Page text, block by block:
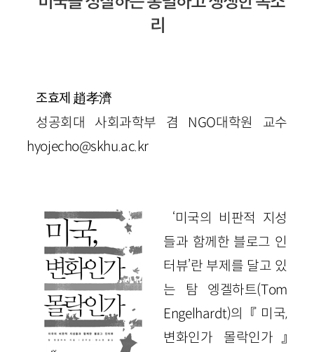
리
조효제 趙孝濟
성공회대 사회과학부 겸 NGO대학원 교수
hyojecho@skhu.ac.kr
‘미국의 비판적 지성
들과 함께한 블로그 인
터뷰’란 부제를 달고 있
는 탐 엥겔하트(Tom
Engelhardt)의 『미국,
변화인가 몰락인가』